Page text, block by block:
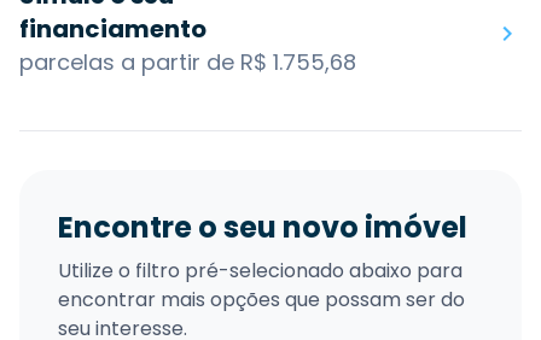
financiamento
parcelas a partir de R$ 1.755,68
Encontre o seu novo imóvel
Utilize o filtro pré-selecionado abaixo para
encontrar mais opções que possam ser do
seu interesse.